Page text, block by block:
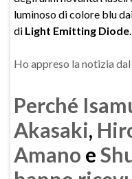
luminoso di colore blu
di Light Emitting Diode.
Ho appreso la notizia
Perché
Akasaki,
Amano e